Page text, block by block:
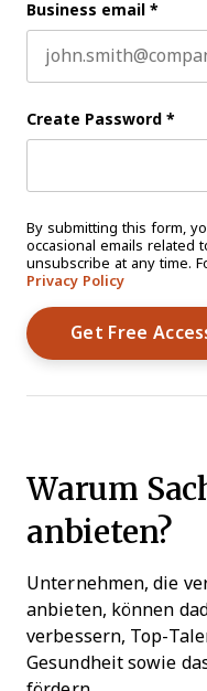
Business email *
Create Password *
By submitting this form,
occasional emails related
unsubscribe at any time.
Privacy Policy
Warum
anbieten?
Unternehmen, die
anbieten, können
verbessern, Top-
Gesundheit sowie